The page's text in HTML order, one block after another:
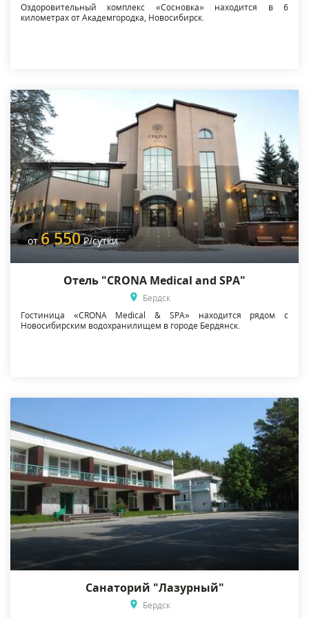
Оздоровительный комплекс «Сосновка» находится в 6
километрах от Академгородка, Новосибирск.
от6 550 Р/сутки
Отель "CRONA Medical and SPA"
Бердск
Гостиница «CRONA Medical & SPA» находится рядом с
Новосибирским водохранилищем в городе Бердянск.
Санаторий "Лазурный"
Бердск